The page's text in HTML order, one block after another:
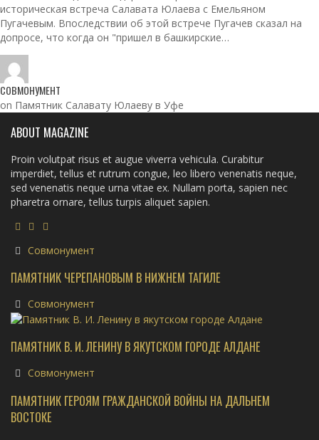
историческая встреча Салавата Юлаева с Емельяном
Пугачевым. Впоследствии об этой встрече Пугачев сказал на
допросе, что когда он "пришел в башкирские…
СОВМОНУМЕНТ
on Памятник Салавату Юлаеву в Уфе
ABOUT MAGAZINE
Proin volutpat risus et augue viverra vehicula. Curabitur
imperdiet, tellus et rutrum congue, leo libero venenatis neque,
sed venenatis neque urna vitae ex. Nullam porta, sapien nec
pharetra ornare, tellus turpis aliquet sapien.
Совмонумент
ПАМЯТНИК ЧЕРЕПАНОВЫМ В НИЖНЕМ ТАГИЛЕ
Совмонумент
ПАМЯТНИК В. И. ЛЕНИНУ В ЯКУТСКОМ ГОРОДЕ АЛДАНЕ
Совмонумент
ПАМЯТНИК ГЕРОЯМ ГРАЖДАНСКОЙ ВОЙНЫ НА ДАЛЬНЕМ
ВОСТОКЕ